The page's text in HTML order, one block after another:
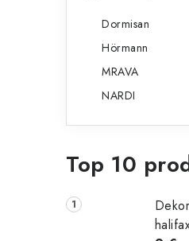
Dormisan
Hörmann
MRAVA
NARDI
Top 10sklenený
jedálenský
podnož zlatá